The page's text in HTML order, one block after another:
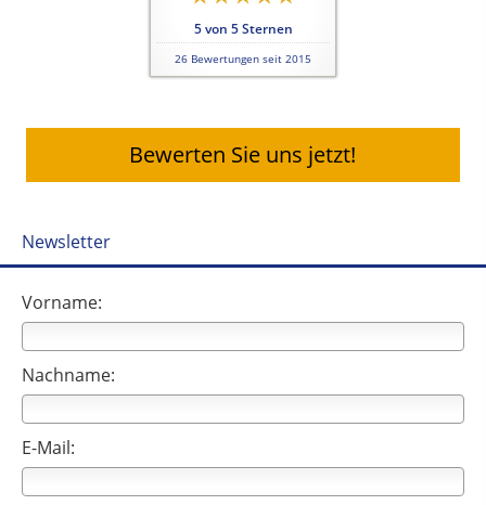
5von 5Sternen
26 Bewertungen seit 2015
Bewerten Sie uns jetzt!
Newsletter
Vorname:
Nachname:
E-Mail: